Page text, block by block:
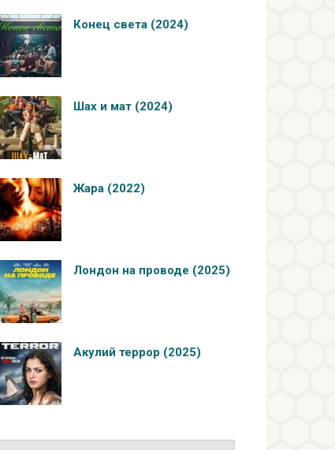
Конец света (2024)
Шах и мат (2024)
Жара (2022)
Лондон на проводе (2025)
Акулий террор (2025)